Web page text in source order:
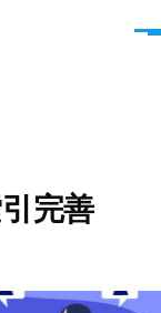
菜
完善